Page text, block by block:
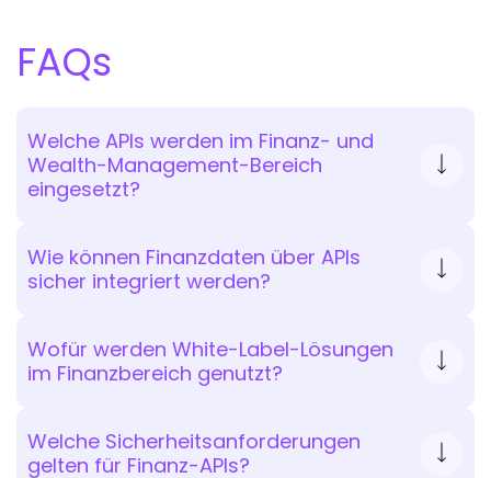
FAQs
Welche APIs werden im Finanz- und
Wealth-Management-Bereich
eingesetzt?
Wie können Finanzdaten über APIs
sicher integriert werden?
Wofür werden White-Label-Lösungen
im Finanzbereich genutzt?
Welche Sicherheitsanforderungen
gelten für Finanz-APIs?